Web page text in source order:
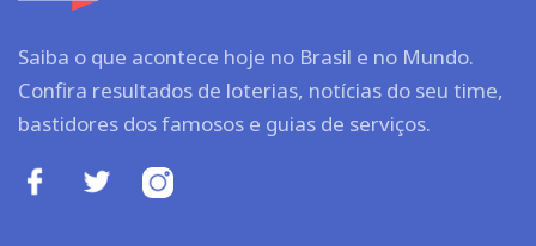
Saiba o que acontece hoje no Brasil e no Mundo.
Confira resultados de loterias, notícias do seu time,
bastidores dos famosos e guias de serviços.